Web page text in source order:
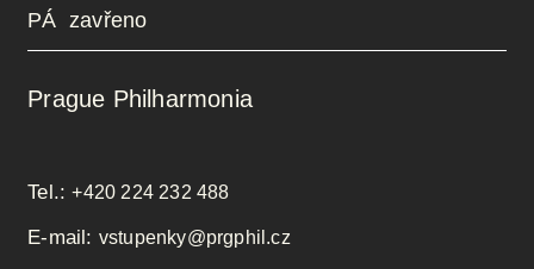
PÁ zavřeno
Prague Philharmonia
Tel.:+420 224 232 488
E-mail: vstupenky@prgphil.cz